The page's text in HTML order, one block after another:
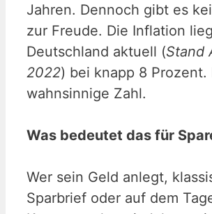
Jahren. Dennoch gibt es
zur Freude. Die Inflation
Deutschland aktuell (Stand
2022) bei knapp 8 Prozent.
wahnsinnige Zahl.
Was bedeutet das für
Wer sein Geld anlegt,
Sparbrief oder auf dem